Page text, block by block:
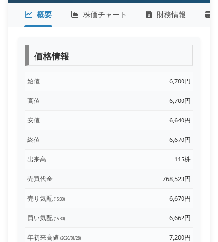
概要 株価チャート 財務情報
価格情報
始値 6,700円
高値 6,700円
安値 6,640円
終値 6,670円
出来高 115株
売買代金 768,523円
売り気配 (15:30) 6,670円
買い気配 (15:30) 6,662円
年初来高値 (2026/01/28) 7,200円